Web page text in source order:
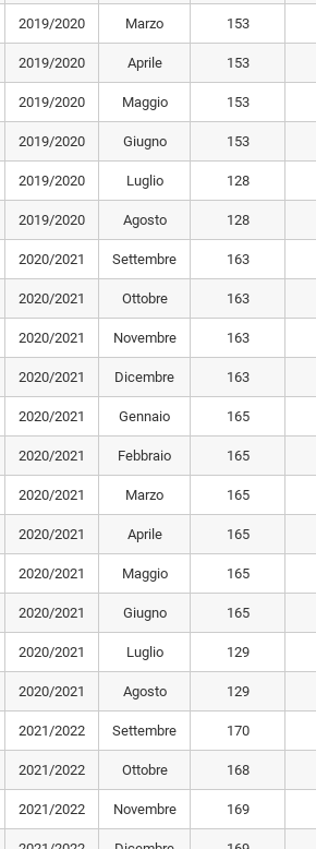
2019/2020 Marzo 153
2019/2020 Aprile 153
2019/2020 Maggio 153
2019/2020 Giugno 153
2019/2020 Luglio 128
2019/2020 Agosto 128
2020/2021 Settembre 163
2020/2021 Ottobre 163
2020/2021 Novembre 163
2020/2021 Dicembre 163
2020/2021 Gennaio 165
2020/2021 Febbraio 165
2020/2021 Marzo 165
2020/2021 Aprile 165
2020/2021 Maggio 165
2020/2021 Giugno 165
2020/2021 Luglio 129
2020/2021 Agosto 129
2021/2022 Settembre 170
2021/2022 Ottobre 168
2021/2022 Novembre 169